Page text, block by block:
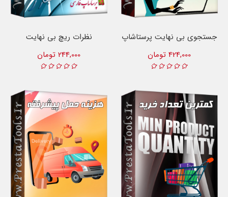
جستجوی بی نهایت پرستاشاپ
424,000 تومان
نظرات ریچ بی نهایت
244,000 تومان